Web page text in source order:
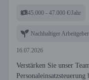
45.000 - 47.000 €/Jahr
Nachhaltiger Arbeitgeber
16.07.2026
Verstärken Sie unser